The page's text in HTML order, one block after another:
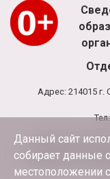
Адрес: 214015
Режим работы
Режим работы
Данный сайт
собирает данные
местоположении